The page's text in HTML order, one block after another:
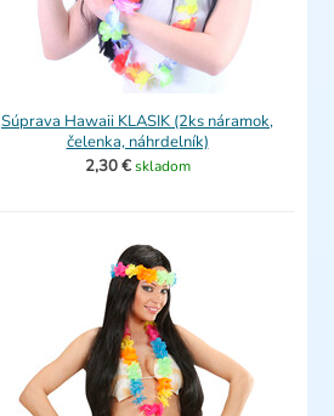
Súprava Hawaii KLASIK (2ks náramok,
čelenka, náhrdelník)
2,30 € skladom